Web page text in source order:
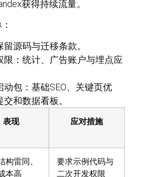
获得持续流量。
源码与迁移条款。
限：统计、广告账户与埋点应
动包：基础SEO、关键页优
和数据看板。
表现 应对措施
构雷同、
本高
要求示例代码与
二次开发权限